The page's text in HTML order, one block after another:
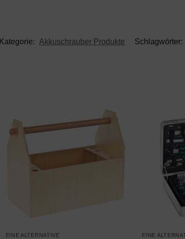
Kategorie: Akkuschrauber Produkte Schlagwörter:
EINE ALTERNATIVE EINE